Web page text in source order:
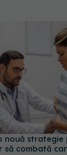
nouă
să combată